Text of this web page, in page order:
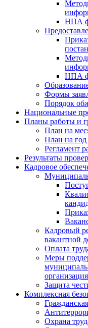
НПА
НПА
Формы
Порядок
Национальные
Планы работы и
План на
План на год
Регламент
Результаты
Кадровое
Кадровый
вакантной
Оплата
Меры
Защита
Комплексная
Охрана